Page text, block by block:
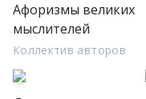
Афоризмы великих
мыслителей
Коллектив авторов